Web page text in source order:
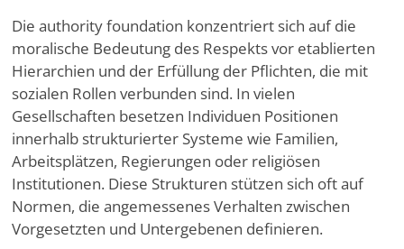
Die authority foundation konzentriert sich auf die
moralische Bedeutung des Respekts vor etablierten
Hierarchien und der Erfüllung der Pflichten, die mit
sozialen Rollen verbunden sind. In vielen
Gesellschaften besetzen Individuen Positionen
innerhalb strukturierter Systeme wie Familien,
Arbeitsplätzen, Regierungen oder religiösen
Institutionen. Diese Strukturen stützen sich oft auf
Normen, die angemessenes Verhalten zwischen
Vorgesetzten und Untergebenen definieren.